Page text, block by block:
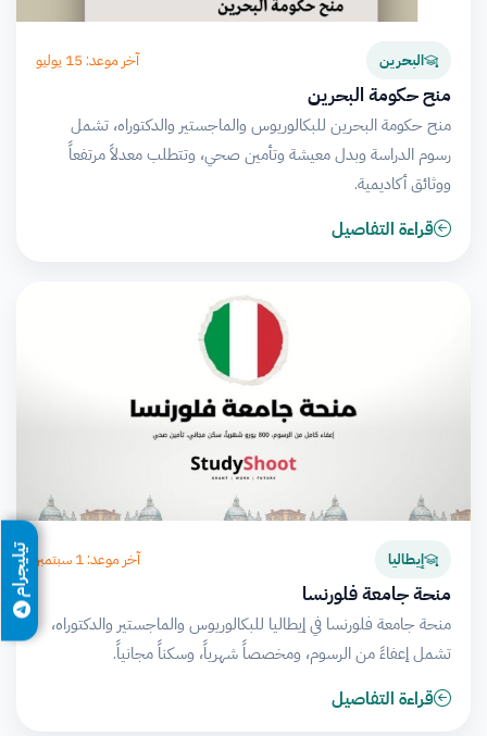
البحرين آخر موعد: 15 يوليو
منح حكومة البحرين
منح حكومة البحرين للبكالوريوس والماجستير والدكتوراه، تشمل
رسوم الدراسة وبدل معيشة وتأمين صحي، وتتطلب معدلاً مرتفعاً
ووثائق أكاديمية.
قراءة التفاصيل
إيطاليا آخر موعد: 1 سبتمبر
منحة جامعة فلورنسا
منحة جامعة فلورنسا في إيطاليا للبكالوريوس والماجستير والدكتوراه،
تشمل إعفاءً من الرسوم، ومخصصاً شهرياً، وسكناً مجانياً.
قراءة التفاصيل
تيليجرام